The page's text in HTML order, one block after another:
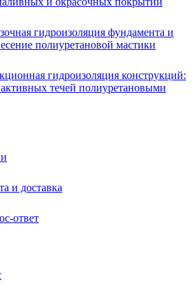
гидроизоляция фундамента и
полиуретановой мастики
гидроизоляция конструкций:
течей полиуретановыми
и доставка
ответ